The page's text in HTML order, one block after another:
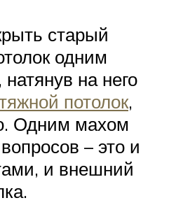
старый
одним
на него
потолок,
Одним махом
– это и
и внешний